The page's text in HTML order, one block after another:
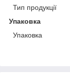
Тип продукції
Упаковка
Упаковка